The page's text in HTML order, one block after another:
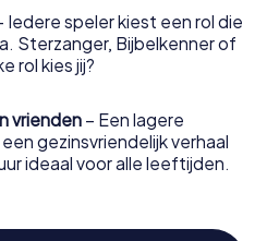
en een sfeervol
dus op een
jaar en plan het
voor uw
Iedere speler kiest een rol die
Sterzanger, Bijbelkenner of
rol kies jij?
vrienden – Een lagere
gezinsvriendelijk verhaal
ideaal voor alle leeftijden.